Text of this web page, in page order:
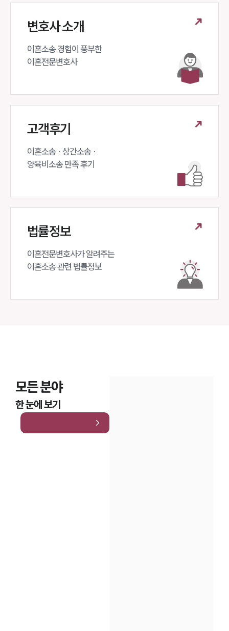
변호사 소개
이혼소송 경험이 풍부한
이혼전문변호사
고객후기
이혼소송 · 상간소송 ·
양육비소송 만족 후기
법률정보
이혼전문변호사가 알려주는
이혼소송 관련 법률정보
모든 분야
한 눈에 보기